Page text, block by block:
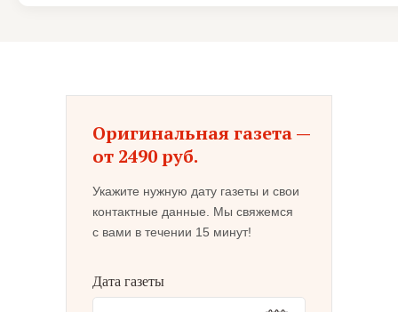
Оригинальная газета —
от 2490 руб.
Укажите нужную дату газеты и свои
контактные данные. Мы свяжемся
с вами в течении 15 минут!
Дата газеты